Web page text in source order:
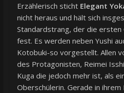
Erzählerisch sticht Elegant
nicht heraus und hält sich
Standardstrang, der die ersten
fest. Es werden neben Yushi
Kotobuki-so vorgestellt. Allen
des Protagonisten, Reimei
Kuga die jedoch mehr ist, als
Oberschülerin. Gerade in ihrem